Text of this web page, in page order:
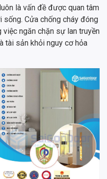
là vấn đề được quan tâm
sống. Cửa chống cháy đóng
ngăn chặn sự lan truyền
tài sản khỏi nguy cơ hỏa